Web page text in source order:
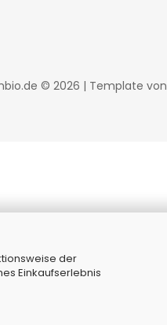
der
Einkaufserlebnis
© 2026 | Template von